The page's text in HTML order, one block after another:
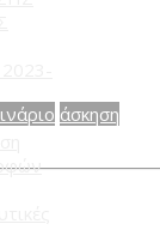
άσκηση